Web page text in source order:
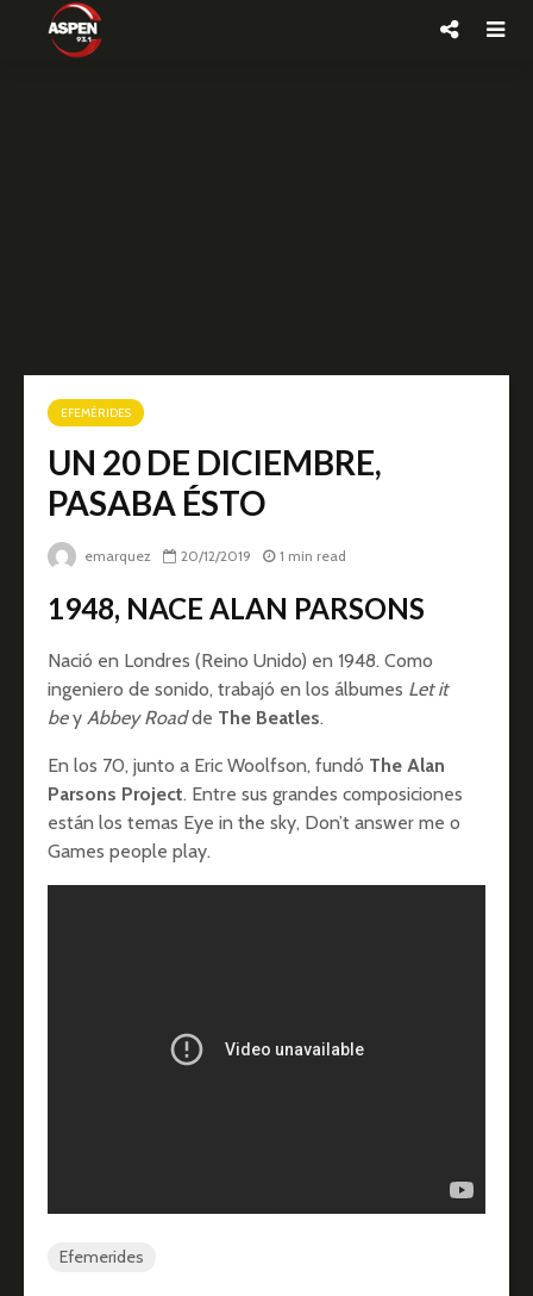
EFEMÉRIDES
UN 20 DE DICIEMBRE,
PASABA ÉSTO
emarquez 20/12/2019 1 min read
1948, NACE ALAN PARSONS
Nació en Londres (Reino Unido) en 1948. Como
ingeniero de sonido, trabajó en los álbumes Let it
bey Abbey Roadde The Beatles.
En los 70, junto a Eric Woolfson, fundó The Alan
Parsons Project. Entre sus grandes composiciones
están los temas Eye in the sky, Don’t answer me o
Games people play.
Efemerides